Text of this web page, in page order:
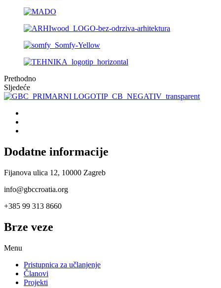
Prethodno
Sljedeće
Dodatne informacije
Fijanova ulica 12, 10000 Zagreb
info@gbccroatia.org
+385 99 313 8660
Brze veze
Menu
Pristupnica za učlanjenje
Članovi
Projekti